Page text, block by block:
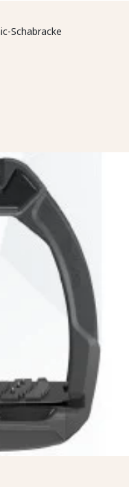
Schabracke